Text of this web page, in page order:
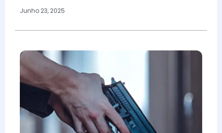
Junho 23, 2025